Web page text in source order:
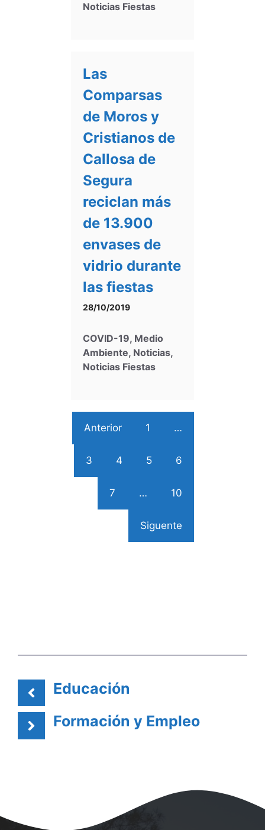
Noticias Fiestas
Las
Comparsas
de Moros y
Cristianos de
Callosa de
Segura
reciclan más
de 13.900
envases de
vidrio durante
las fiestas
28/10/2019
COVID-19, Medio
Ambiente, Noticias,
Noticias Fiestas
Anterior 1 …
3 4 5 6
7 … 10
Siguente
Educación
Formación y Empleo